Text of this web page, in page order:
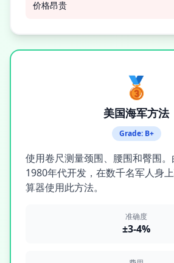
价格昂贵
🥉
美国海军方法
Grade: B+
使用卷尺测量颈围、腰围和臀围
1980年代开发，在数千名军人身
算器使用此方法。
准确度
±3-4%